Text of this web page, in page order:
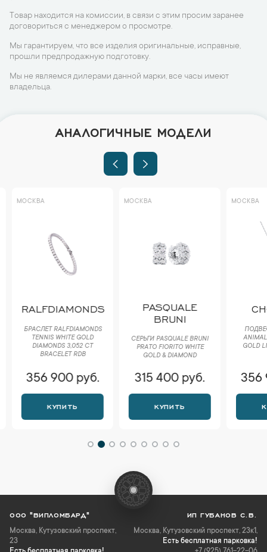
Товар находится на комиссии, в связи с этим просим заранее
договориться с менеджером о просмотре.
Мы гарантируем, что все изделия оригинальные, исправные,
прошли предпродажную подготовку.
Мы не являемся дилерами данной марки, все часы имеют
владельца.
АНАЛОГИЧНЫЕ МОДЕЛИ
МОСКВА
RALFDIAMONDS
БРАСЛЕТ RALFDIAMONDS
TENNIS WHITE GOLD
DIAMONDS 3,052 CT
BRACELET RDB
356 900 руб.
КУПИТЬ
МОСКВА
PASQUALE
BRUNI
СЕРЬГИ PASQUALE BRUNI
РRАTО FIORITO WHITE
GOLD & DIAMOND
315 400 руб.
КУПИТЬ
МОСКВА
ANIMAL
GOLD
356
ООО "ВИПЛОМБАРД"
Москва, Кутузовский проспект,
23
ИП ГУБАНОВ С.В.
Москва, Кутузовский проспект, 23к1,
Есть бесплатная парковка!